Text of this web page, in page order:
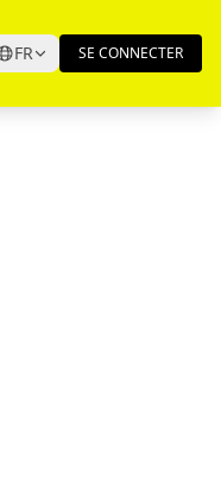
FR SE CONNECTER